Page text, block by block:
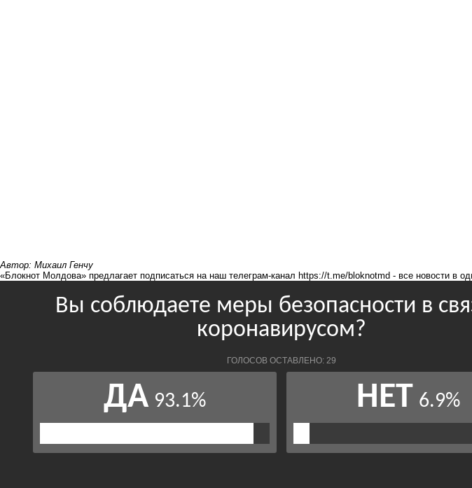
Автор: Михаил Генчу
«Блокнот Молдова» предлагает подписаться на наш телеграм-канал https://t.me/bloknotmd - все новости в